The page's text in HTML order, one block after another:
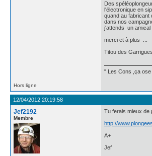
Des
l'électronique en
quand au fabricant
dans nos
j'attends un amical
merci et à plus ...
Titou des Garrigues
" Les Cons ,ça
Hors ligne
12/04/2012 20:19:58
Jef2192
Membre
Tu ferais mieux de
http://
A+
Jef